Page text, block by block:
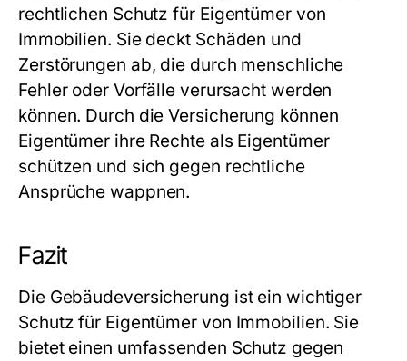
rechtlichen Schutz für Eigentümer von
Immobilien. Sie deckt Schäden und
Zerstörungen ab, die durch menschliche
Fehler oder Vorfälle verursacht werden
können. Durch die Versicherung können
Eigentümer ihre Rechte als Eigentümer
schützen und sich gegen rechtliche
Ansprüche wappnen.
Fazit
Die Gebäudeversicherung ist ein wichtiger
Schutz für Eigentümer von Immobilien. Sie
bietet einen umfassenden Schutz gegen